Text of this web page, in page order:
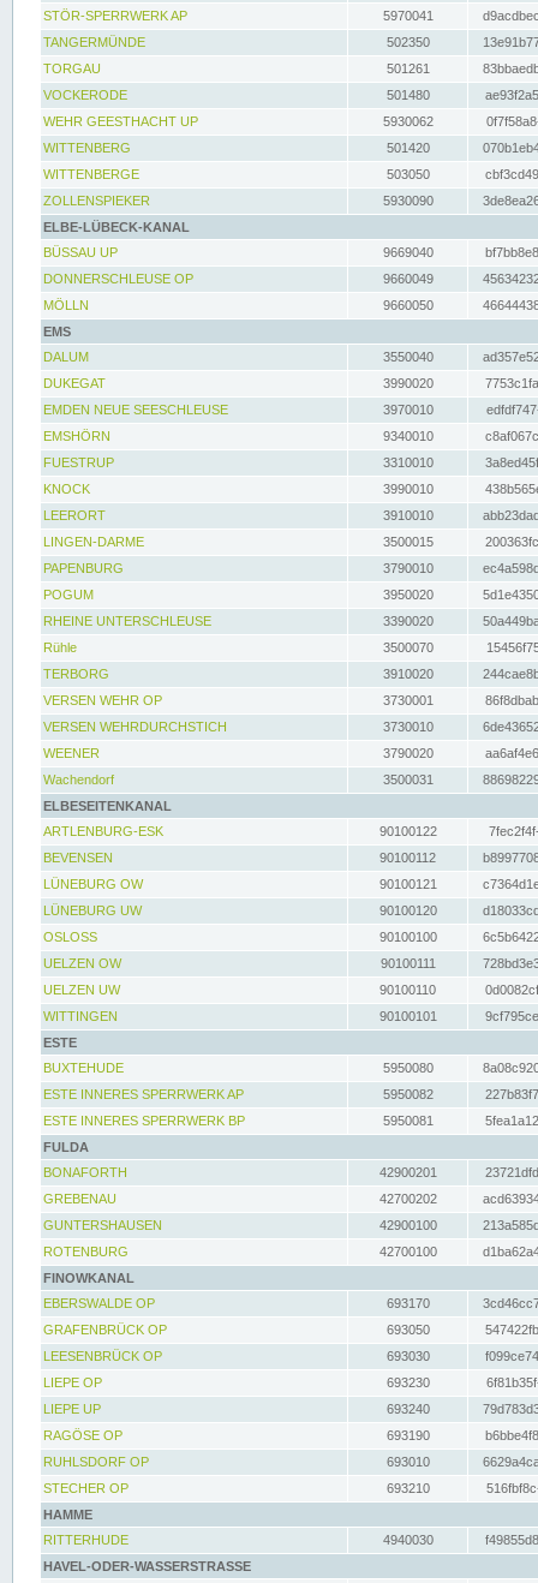
STÖR-SPERRWERK AP 5970041
TANGERMÜNDE
502350
TORGAU
501261
VOCKERODE
501480
WEHR GEESTHACHT UP
5930062
WITTENBERG
501420
WITTENBERGE
503050
ZOLLENSPIEKER
5930090
ELBE-LÜBECK-KANAL
BÜSSAU UP
9669040
DONNERSCHLEUSE OP
9660049
MÖLLN
9660050
EMS
DALUM
3550040
DUKEGAT
3990020
EMDEN NEUE SEESCHLEUSE
3970010
EMSHÖRN
9340010
FUESTRUP
3310010
KNOCK
3990010
LEERORT
3910010
LINGEN-DARME
3500015
PAPENBURG
3790010
POGUM
3950020
RHEINE UNTERSCHLEUSE
3390020
Rühle
3500070
TERBORG
3910020
VERSEN WEHR OP
3730001
VERSEN WEHRDURCHSTICH
3730010
WEENER
3790020
Wachendorf
3500031
ELBESEITENKANAL
ARTLENBURG-ESK
90100122
BEVENSEN
90100112
LÜNEBURG OW
90100121
LÜNEBURG UW
90100120
OSLOSS
90100100
UELZEN OW
90100111
UELZEN UW
90100110
WITTINGEN
90100101
ESTE
BUXTEHUDE
5950080
ESTE INNERES SPERRWERK AP
5950082
ESTE INNERES SPERRWERK BP
5950081
FULDA
BONAFORTH
42900201
GREBENAU
42700202
GUNTERSHAUSEN
42900100
ROTENBURG
42700100
FINOWKANAL
EBERSWALDE OP
693170
GRAFENBRÜCK OP
693050
LEESENBRÜCK OP
693030
LIEPE OP
693230
LIEPE UP
693240
RAGÖSE OP
693190
RUHLSDORF OP
693010
STECHER OP
693210
HAMME
RITTERHUDE
4940030
HAVEL-ODER-WASSERSTRASSE